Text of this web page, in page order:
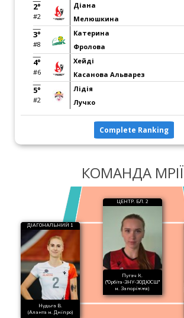
2°
#2
Діана
Мелюшкина
3°
#8
Катерина
Фролова
4°
#6
Хейді
Касанова Альварез
5°
#2
Лідія
Лучко
Complete Ranking
КОМАНДА МРІЇ
ДІАГОНАЛЬНИЙ 1
Нудьга В.
(Аланта м. Дніпро)
ЦЕНТР. БЛ. 2
Пугач К.
("Орбіта-ЗНУ-ЗОДЮСШ"
м. Запоріжжя)